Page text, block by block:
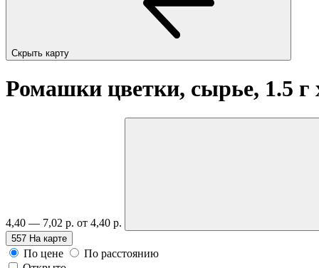
Скрыть карту
Ромашки цветки, сырье, 1.5 г
4,40 — 7,02 р. от 4,40 р.
557 На карте
По цене
По расстоянию